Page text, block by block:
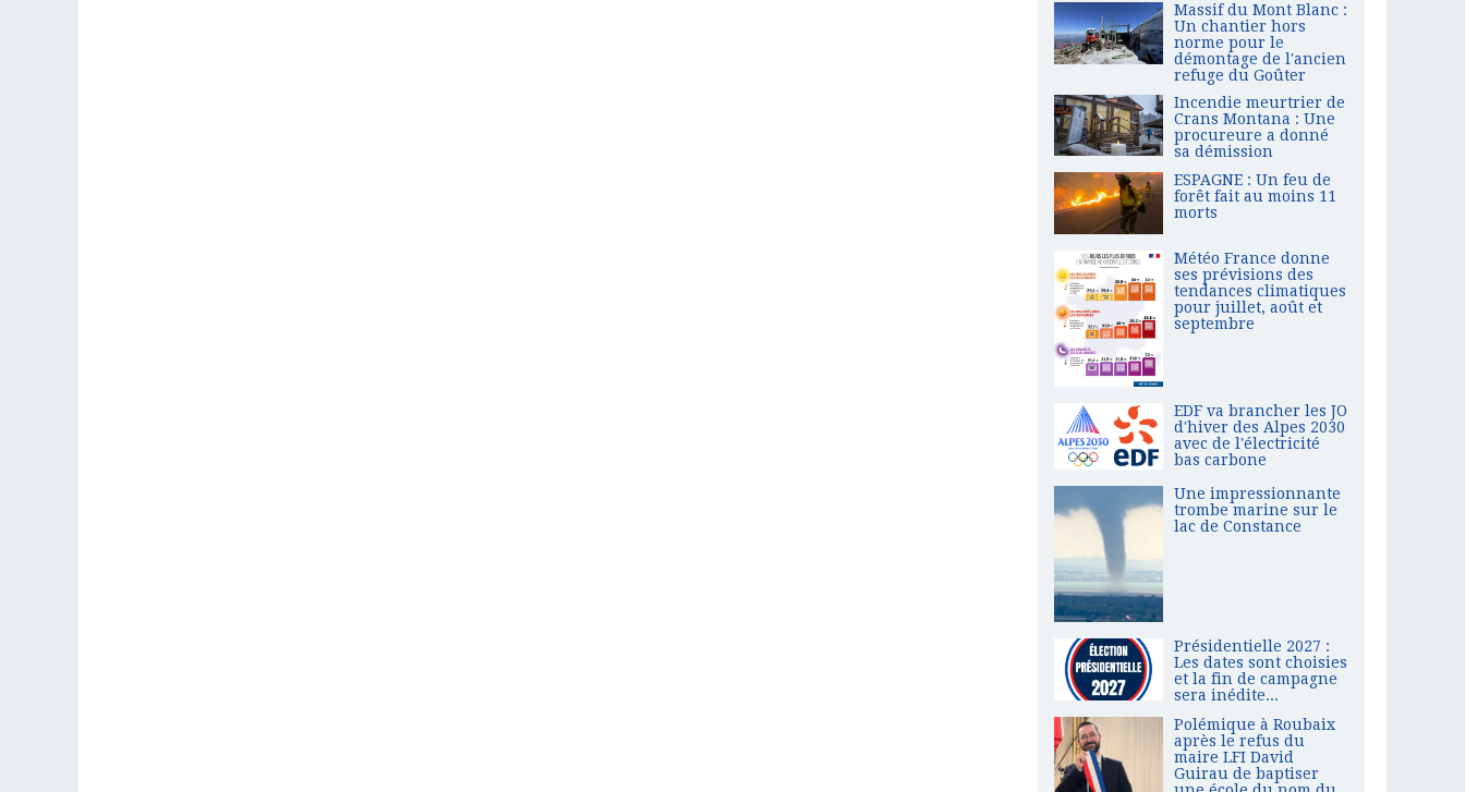
Massif du Mont Blanc :
Un chantier hors
norme pour le
démontage de l'ancien
refuge du Goûter
Incendie meurtrier de
Crans Montana : Une
procureure a donné
sa démission
ESPAGNE : Un feu de
forêt fait au moins 11
morts
Météo France donne
ses prévisions des
tendances climatiques
pour juillet, août et
septembre
EDF va brancher les JO
d'hiver des Alpes 2030
avec de l'électricité
bas carbone
Une impressionnante
trombe marine sur le
lac de Constance
Présidentielle 2027 :
Les dates sont choisies
et la fin de campagne
sera inédite...
Polémique à Roubaix
après le refus du
maire LFI David
Guirau de baptiser